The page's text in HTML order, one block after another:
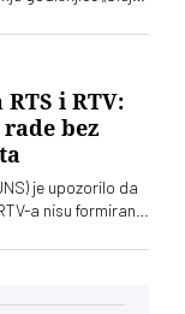
zločina
i RTV:
bez
je upozorilo da
a nisu formirani
zakonskih